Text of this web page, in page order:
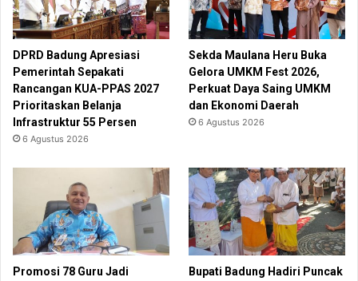
DPRD Badung Apresiasi
Pemerintah Sepakati
Rancangan KUA-PPAS 2027
Prioritaskan Belanja
Infrastruktur 55 Persen
6 Agustus 2026
Sekda Maulana Heru Buka
Gelora UMKM Fest 2026,
Perkuat Daya Saing UMKM
dan Ekonomi Daerah
6 Agustus 2026
Promosi 78 Guru Jadi
Bupati Badung Hadiri Puncak